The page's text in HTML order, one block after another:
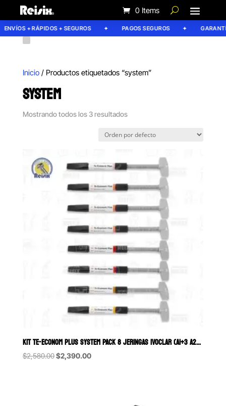
0 Items
+ RÁPIDOS + SEGUROS PAGOS SEGUROS
Inicio/ Productos etiquetados “system”
SYSTEM
Mostrando todos los 3 resultados
KIT TE-ECONOM PLUS SYSTEM PACK 8 JERINGAS IVOCLAR (A1+3 A2+2 A3+
$2,580.00Original
$2,390.00Current